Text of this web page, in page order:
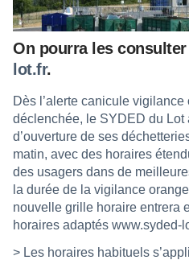
On pourra les
lot.fr.
Dès l’alerte canicule
déclenchée, le SYDED du Lot
d’ouverture de ses
matin, avec des horaires
des usagers dans de
la durée de la vigilance
nouvelle grille horaire entrera
horaires adaptés www.syded-
> Les horaires habituels